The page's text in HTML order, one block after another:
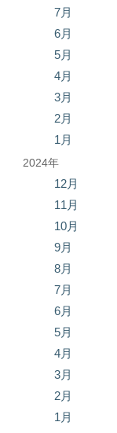
7月
6月
5月
4月
3月
2月
1月
2024年
12月
11月
10月
9月
8月
7月
6月
5月
4月
3月
2月
1月